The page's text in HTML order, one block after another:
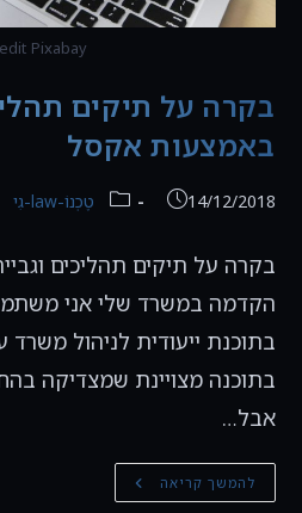
Pixabay
בקרה על תיקים
באמצעות אקסל
פורסם:
14/12/2018 קטגוריה:
טֶכְנוֹ-law-גִי
הקדמה במשרד שלי אני
בתוכנת ייעודית לניהול משרד
בתוכנה מצויינת שמצדיקה
אבל…
להמשך קריאה בקרה
על